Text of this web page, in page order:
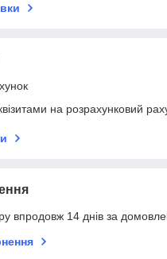
на розрахунковий
впродовж 14 днів за